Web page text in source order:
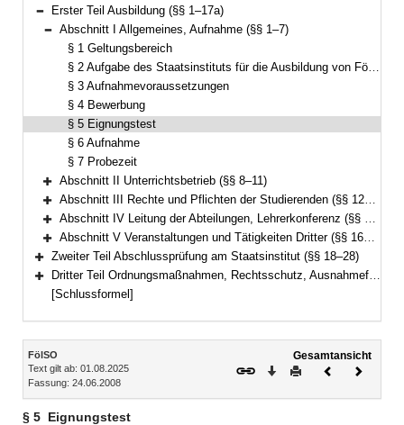
Bereich reduzieren
Erster Teil Ausbildung (§§ 1–17a)
Bereich reduzieren
Abschnitt I Allgemeines, Aufnahme (§§ 1–7)
§ 1 Geltungsbereich
§ 2 Aufgabe des Staatsinstituts für die Ausbildung von Förderlehrern und Dauer der Ausbildung
§ 3 Aufnahmevoraussetzungen
§ 4 Bewerbung
§ 5 Eignungstest
§ 6 Aufnahme
§ 7 Probezeit
Bereich erweitern
Abschnitt II Unterrichtsbetrieb (§§ 8–11)
Bereich erweitern
Abschnitt III Rechte und Pflichten der Studierenden (§§ 12–13)
Bereich erweitern
Abschnitt IV Leitung der Abteilungen, Lehrerkonferenz (§§ 14–15)
Bereich erweitern
Abschnitt V Veranstaltungen und Tätigkeiten Dritter (§§ 16–17a)
Bereich erweitern
Zweiter Teil Abschlussprüfung am Staatsinstitut (§§ 18–28)
Bereich erweitern
Dritter Teil Ordnungsmaßnahmen, Rechtsschutz, Ausnahmefälle, Schlussbestimmungen (§§ 29–32)
[Schlussformel]
Inhalt
FölSO
Text gilt ab: 01.08.2025
Fassung: 24.06.2008
Gesamtansicht
Download
DruckenVorheriges
§ 5 Eignungstest